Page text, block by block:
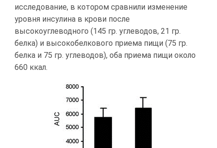
исследование, в котором сравнили изменение
уровня инсулина в крови после
высокоуглеводного (145 гр. углеводов, 21 гр.
белка) и высокобелкового приема пищи (75 гр.
белка и 75 гр. углеводов), оба приема пищи около
660 ккал.